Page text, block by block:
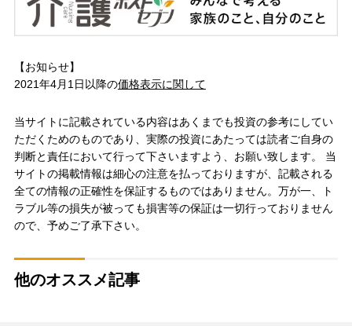
【お知らせ】
2021年4月1日以降の価格表示に関して
当サイトに記載されている内容はあくまでも投資の参考にしてい
ただくためのものであり、実際の投資にあたっては読者ご自身の
判断と責任において行って下さいますよう、お願い致します。 当
サイトの掲載情報は細心の注意を払っておりますが、記載される
全ての情報の正確性を保証するものではありません。万が一、ト
ラブル等の損失が被っても損害等の保証は一切行っておりません
ので、予めご了承下さい。
他のオススメ記事